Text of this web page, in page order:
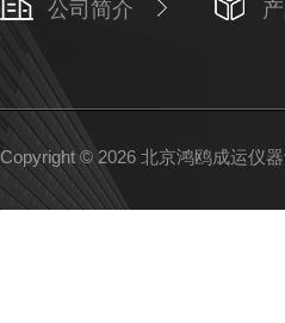
公司简介
Copyright © 2026 北京鸿鸥成运仪